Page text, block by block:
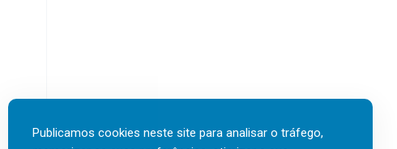
Publicamos cookies neste site para analisar o tráfego,